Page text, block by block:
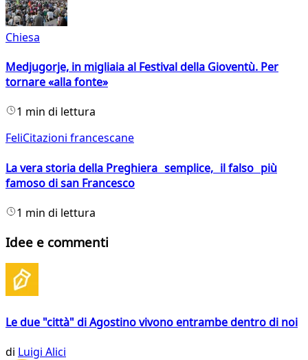
Chiesa
Medjugorje, in migliaia al Festival della Gioventù. Per
tornare «alla fonte»
1 min di lettura
FeliCitazioni francescane
La vera storia della Preghiera semplice, il falso più
famoso di san Francesco
1 min di lettura
Idee e commenti
Le due "città" di Agostino vivono entrambe dentro di noi
di Luigi Alici